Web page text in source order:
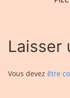
Laisser
Vous devez être